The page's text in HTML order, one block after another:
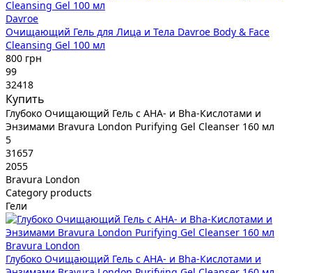
Davroe
Очищающий Гель для Лица и Тела Davroe Body & Face
Cleansing Gel 100 мл
800 грн
99
32418
Купить
Глубоко Очищающий Гель с AHA- и Bha-Кислотами и
Энзимами Bravura London Purifying Gel Cleanser 160 мл
5
31657
2055
Bravura London
Category products
Гели
Bravura London
Глубоко Очищающий Гель с AHA- и Bha-Кислотами и